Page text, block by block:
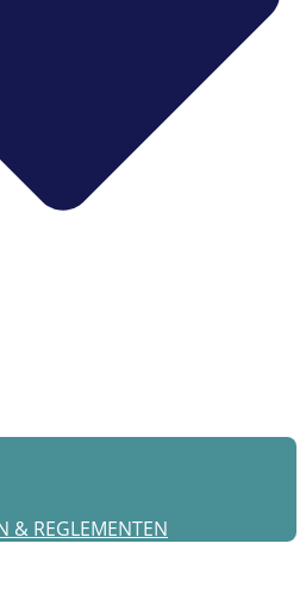
& REGLEMENTEN